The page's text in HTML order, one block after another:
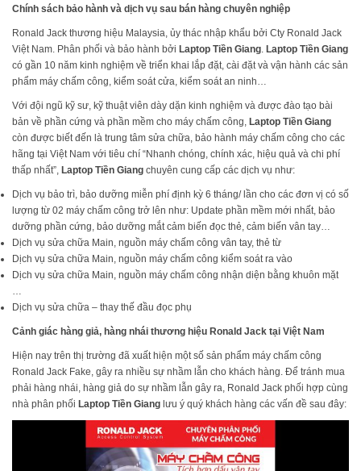
Chính sách bảo hành và dịch vụ sau bán hàng chuyên nghiệp
Ronald Jack thương hiệu Malaysia, ủy thác nhập khẩu bởi Cty Ronald Jack
Việt Nam. Phân phối và bảo hành bởi Laptop Tiền Giang. Laptop Tiền Giang
có gần 10 năm kinh nghiệm về triển khai lắp đặt, cài đặt và vận hành các sản
phẩm máy chấm công, kiểm soát cửa, kiểm soát an ninh…
Với đội ngũ kỹ sư, kỹ thuật viên dày dặn kinh nghiệm và được đào tạo bài
bản về phần cứng và phần mềm cho máy chấm công, Laptop Tiền Giang
còn được biết đến là trung tâm sửa chữa, bảo hành máy chấm công cho các
hãng tại Việt Nam với tiêu chí “Nhanh chóng, chính xác, hiệu quả và chi phí
thấp nhất”, Laptop Tiền Giang chuyên cung cấp các dịch vụ như:
Dịch vụ bảo trì, bảo dưỡng miễn phí định kỳ 6 tháng/ lần cho các đơn vị có số
lượng từ 02 máy chấm công trở lên như: Update phần mềm mới nhất, bảo
dưỡng phần cứng, bảo dưỡng mắt cảm biến đọc thẻ, cảm biến vân tay…
Dịch vụ sửa chữa Main, nguồn máy chấm công vân tay, thẻ từ
Dịch vụ sửa chữa Main, nguồn máy chấm công kiểm soát ra vào
Dịch vụ sửa chữa Main, nguồn máy chấm công nhận diện bằng khuôn mặt
…
Dịch vụ sửa chữa – thay thế đầu đọc phụ
Cảnh giác hàng giả, hàng nhái thương hiệu Ronald Jack tại Việt Nam
Hiện nay trên thị trường đã xuất hiện một số sản phẩm máy chấm công
Ronald Jack Fake, gây ra nhiều sự nhầm lẫn cho khách hàng. Để tránh mua
phải hàng nhái, hàng giả do sự nhầm lẫn gây ra, Ronald Jack phối hợp cùng
nhà phân phối Laptop Tiền Giang lưu ý quý khách hàng các vấn đề sau đây: